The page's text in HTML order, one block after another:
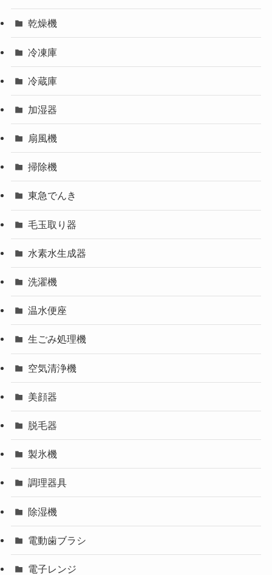
乾燥機
冷凍庫
冷蔵庫
加湿器
扇風機
掃除機
東急でんき
毛玉取り器
水素水生成器
洗濯機
温水便座
生ごみ処理機
空気清浄機
美顔器
脱毛器
製氷機
調理器具
除湿機
電動歯ブラシ
電子レンジ